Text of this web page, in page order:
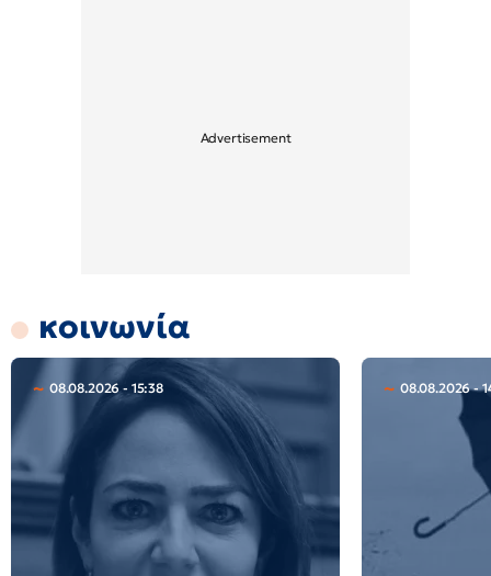
κοινωνία
08.08.2026 - 15:38 08.08.2026 -